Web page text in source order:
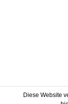
Diese Website